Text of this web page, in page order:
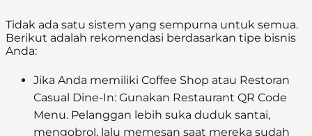
Tidak ada satu sistem yang sempurna untuk semua.
Berikut adalah rekomendasi berdasarkan tipe bisnis
Anda:
Jika Anda memiliki Coffee Shop atau Restoran
Casual Dine-In: Gunakan Restaurant QR Code
Menu. Pelanggan lebih suka duduk santai,
mengobrol, lalu memesan saat mereka sudah